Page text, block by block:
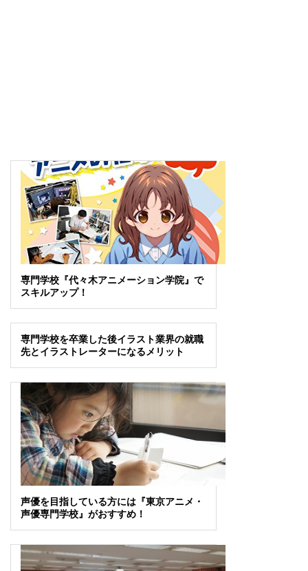
専門学校『代々木アニメーション学院』で
スキルアップ！
専門学校を卒業した後イラスト業界の就職
先とイラストレーターになるメリット
声優を目指している方には『東京アニメ・
声優専門学校』がおすすめ！